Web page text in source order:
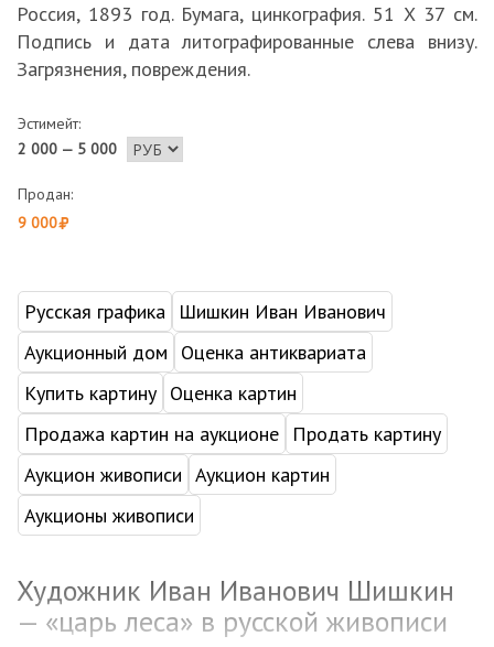
Россия, 1893 год. Бумага, цинкография. 51 Х 37 см.
Подпись и дата литографированные слева внизу.
Загрязнения, повреждения.
Эстимейт:
2 000 — 5 000
Продан:
9 000
Русская графика
Шишкин Иван Иванович
Аукционный дом
Оценка антиквариата
Купить картину Оценка картин
Продажа картин на аукционе
Продать картину
Аукцион живописи Аукцион картин
Аукционы живописи
Художник Иван Иванович Шишкин
— «царь леса» в русской живописи